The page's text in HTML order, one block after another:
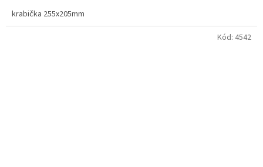
krabička 255x205mm
Kód: 4542